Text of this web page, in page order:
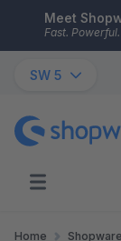
Skip to main
Meet
Fast.
SW 5
Home